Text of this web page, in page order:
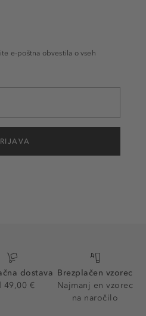
e-poštna obvestila o vseh
dostava
49,00 €
Brezplačen vzorec
Najmanj en vzorec
na naročilo